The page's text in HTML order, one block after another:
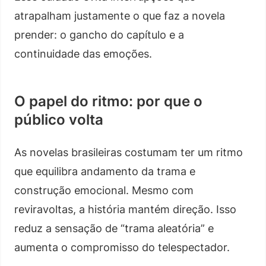
atrapalham justamente o que faz a novela
prender: o gancho do capítulo e a
continuidade das emoções.
O papel do ritmo: por que o
público volta
As novelas brasileiras costumam ter um ritmo
que equilibra andamento da trama e
construção emocional. Mesmo com
reviravoltas, a história mantém direção. Isso
reduz a sensação de “trama aleatória” e
aumenta o compromisso do telespectador.